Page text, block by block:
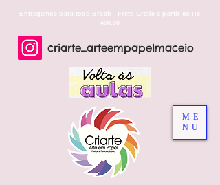
ME
NU
Entregamos para todo Brasil - Frete Grátis a partir de R$
400,00
criarte_arteempapelmaceio